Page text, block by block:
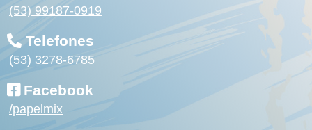
(53) 99187-0919
Telefones
(53) 3278-6785
Facebook
/papelmix